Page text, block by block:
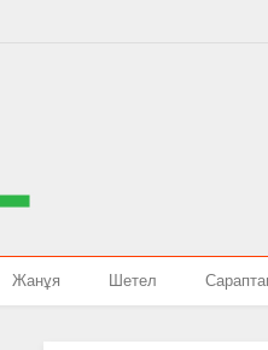
Жанұя Шетел